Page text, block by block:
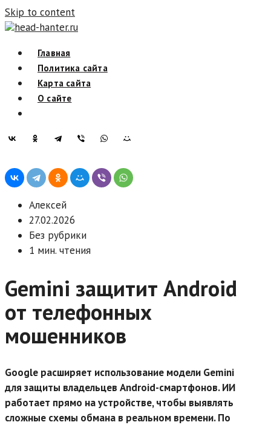
Skip to content
head-hanter.ru
Главная
Политика сайта
Карта сайта
О сайте
Алексей
27.02.2026
Без рубрики
1 мин. чтения
Gemini защитит Android
от телефонных
мошенников
Google расширяет использование модели Gemini
для защиты владельцев Android-смартфонов. ИИ
работает прямо на устройстве, чтобы выявлять
сложные схемы обмана в реальном времени. По